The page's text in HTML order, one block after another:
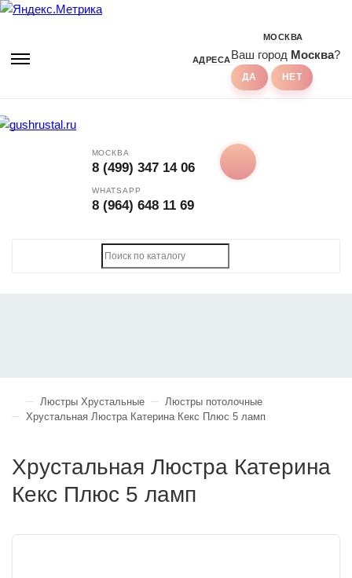
АДРЕСА
МОСКВА
Ваш город Москва?
МОСКВА
8 (499) 347 14 06
WHATSAPP
8 (964) 648 11 69
Люстры Хрустальные
Люстры потолочные
Хрустальная Люстра Катерина Кекс Плюс 5 ламп
Хрустальная Люстра Катерина
Кекс Плюс 5 ламп